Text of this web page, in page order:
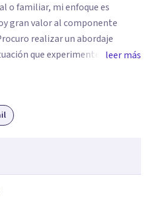
o familiar, mi enfoque es
gran valor al componente
realizar un abordaje
que experimenten mis
una comprensión que favorezca
significativo y potencializar así
en pro de la solución y el
leer más